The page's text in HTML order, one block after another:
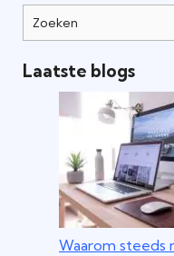
Laatste blogs
Waarom steeds